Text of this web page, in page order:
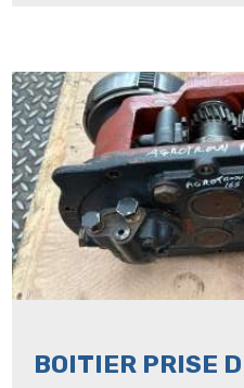
BOITIER PRISE